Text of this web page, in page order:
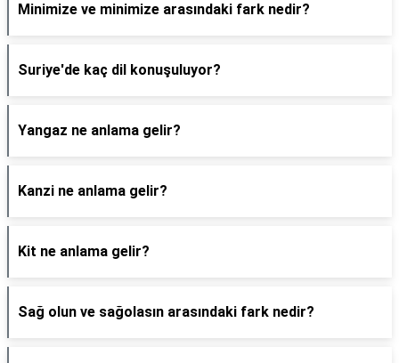
Minimize ve minimize arasındaki fark nedir?
Suriye'de kaç dil konuşuluyor?
Yangaz ne anlama gelir?
Kanzi ne anlama gelir?
Kit ne anlama gelir?
Sağ olun ve sağolasın arasındaki fark nedir?